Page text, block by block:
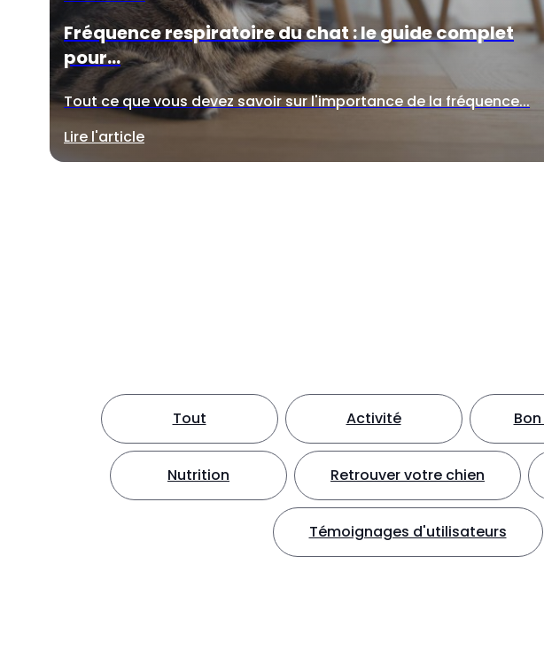
Fréquence respiratoire du chat : le guide complet
pour...
Tout ce que vous devez savoir sur l'importance de la fréquence...
Lire l'article
Tout Activité
Nutrition Retrouver votre chien
Témoignages d'utilisateurs